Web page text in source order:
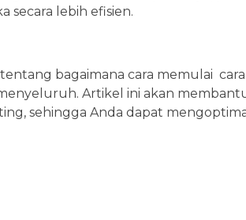
lebih efisien.
bagaimana cara memulai
Artikel ini akan
sehingga Anda dapat